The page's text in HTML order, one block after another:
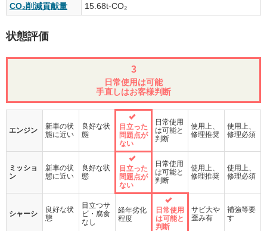
CO₂削減貢献量 15.68t-CO₂
状態評価
3
日常使用は可能
手直しはお客様判断
エンジン
新車の状
態に近い
良好な状
態
目立った
問題点が
ない
日常使用
は可能と
判断
使用上、
修理推奨
使用上、
修理必須
ミッショ
ン
新車の状
態に近い
良好な状
態
目立った
問題点が
ない
日常使用
は可能と
判断
使用上、
修理推奨
使用上、
修理必須
シャーシ
良好な状
態
目立つサ
ビ・腐食
なし
経年劣化
程度
日常使用
は可能と
判断
サビ大や
歪み有
補強等要
す